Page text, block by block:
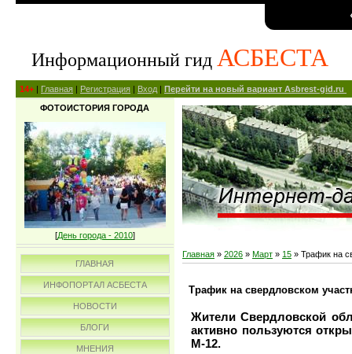
Информационный гид АСБЕСТА
14+ | Главная | Регистрация | Вход | Перейти на новый вариант Asbrest-gid.ru
ФОТОИСТОРИЯ ГОРОДА
[День города - 2010]
ГЛАВНАЯ
ИНФОПОРТАЛ АСБЕСТА
НОВОСТИ
БЛОГИ
МНЕНИЯ
Главная » 2026 » Март » 15 » Трафик на
Трафик на свердловском
Жители Свердловской
активно пользуются
М-12.